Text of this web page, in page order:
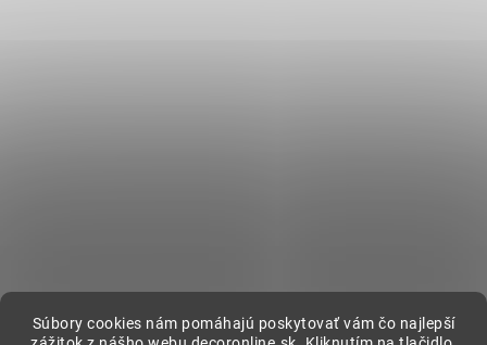
Súbory cookies nám pomáhajú poskytovať vám čo najlepší